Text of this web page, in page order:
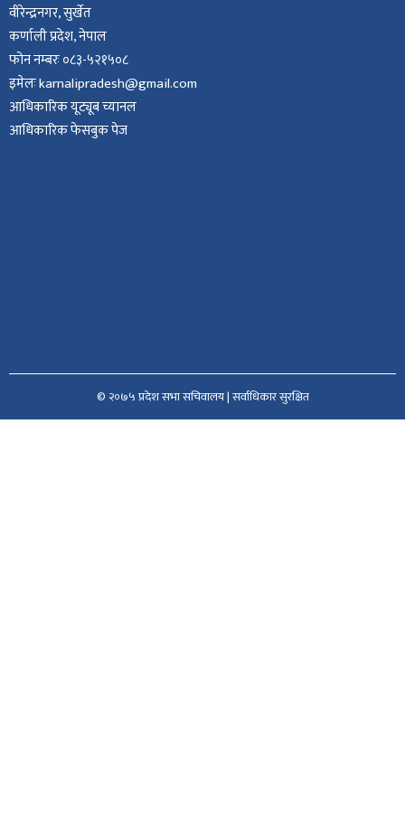
वीरेन्द्रनगर, सुर्खेत
कर्णाली प्रदेश, नेपाल
फोन नम्बरः ०८३-५२१५०८
इमेलः karnalipradesh@gmail.com
आधिकारिक यूट्यूब च्यानल
आधिकारिक फेसबुक पेज
© २०७५ प्रदेश सभा सचिवालय | सर्वाधिकार सुरक्षित